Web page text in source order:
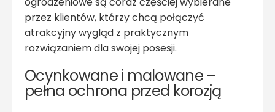
przez klientów, którzy chcą połączyć
atrakcyjny wygląd z praktycznym
rozwiązaniem dla swojej posesji.
Ocynkowane i malowane –
pełna ochrona przed korozją